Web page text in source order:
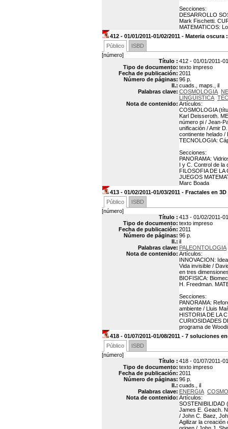
Secciones:
DESARROLLO
Mark Fischetti.
MATEMATICOS:
412 - 01/01/2011-01/02/2011 - Materia
Público
ISBD
[número]
Título : 412 - 01/01/2011-
Tipo de documento: texto impreso
Fecha de publicación: 2011
Número de páginas: 96 p.
Il.: cuads., maps., il
Palabras clave: COSMOLOGIA
LINGÜISTICA
Nota de contenido: Artículos:
COSMOLOGIA
Karl Deisseroth.
número pi / Jean-
unificación / Amir
continente helado /
TECNOLOGIA:
Secciones:
PANORAMA:
I y C. Control de la
FILOSOFIA DE LA
JUEGOS
Marc Boada
413 - 01/02/2011-01/03/2011 - Fractales en
Público
ISBD
[número]
Título : 413 - 01/02/2011-
Tipo de documento: texto impreso
Fecha de publicación: 2011
Número de páginas: 96 p.
Il.: il
Palabras clave: PALEONTOLOGIA
Nota de contenido: Artículos:
INNOVACION:
Vida invisible /
en tres
BIOFISICA:
H. Freedman.
Secciones:
PANORAMA:
ambiente / Lluis
HISTORIA DE LA
CURIOSIDADES
programa de
418 - 01/07/2011-01/08/2011 - 7
Público
ISBD
[número]
Título : 418 - 01/07/2011-
Tipo de documento: texto impreso
Fecha de publicación: 2011
Número de páginas: 96 p.
Il.: cuads., il
Palabras clave: ENERGIA
Nota de contenido: Artículos:
SOSTENIBILIDAD
James E. Geach.
/ John C. Baez,
Agilizar la creación